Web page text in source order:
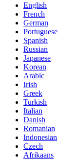
English
French
German
Portuguese
Spanish
Russian
Japanese
Korean
Arabic
Irish
Greek
Turkish
Italian
Danish
Romanian
Indonesian
Czech
Afrikaans